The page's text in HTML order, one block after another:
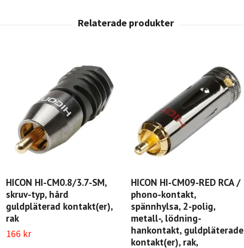
HICON HI-CM0.8/3.7-SM,
skruv-typ, hård
guldpläterad kontakt(er),
rak
166 kr
HICON HI-CM09-RED RCA /
phono-kontakt,
spännhylsa, 2-polig,
metall-, lödning-
hankontakt, guldpläterade
kontakt(er), rak,